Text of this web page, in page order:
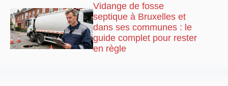
Vidange de fosse
septique à Bruxelles et
dans ses communes : le
guide complet pour rester
en règle